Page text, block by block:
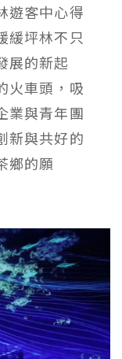
遊客中心得
緩坪林不只
展的新起
火車頭，吸
業與青年團
新與共好的
鄉的願